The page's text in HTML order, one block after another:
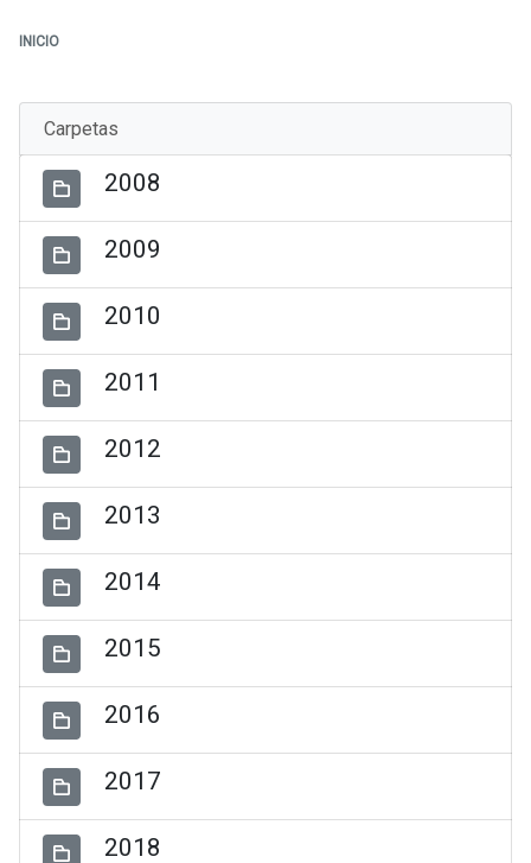
INICIO
Carpetas
2008
2009
2010
2011
2012
2013
2014
2015
2016
2017
2018